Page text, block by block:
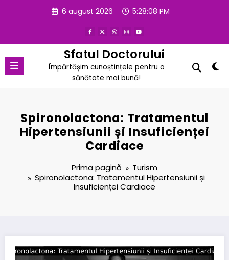
6 august 2026 5:28:09 PM
Sfatul Doctorului
Împărtășim cunoștințele pentru o
sănătate mai bună!
Spironolactona: Tratamentul
Hipertensiunii și Insuficienței
Cardiace
Prima pagină
Turism
Spironolactona: Tratamentul Hipertensiunii și
Insuficienței Cardiace